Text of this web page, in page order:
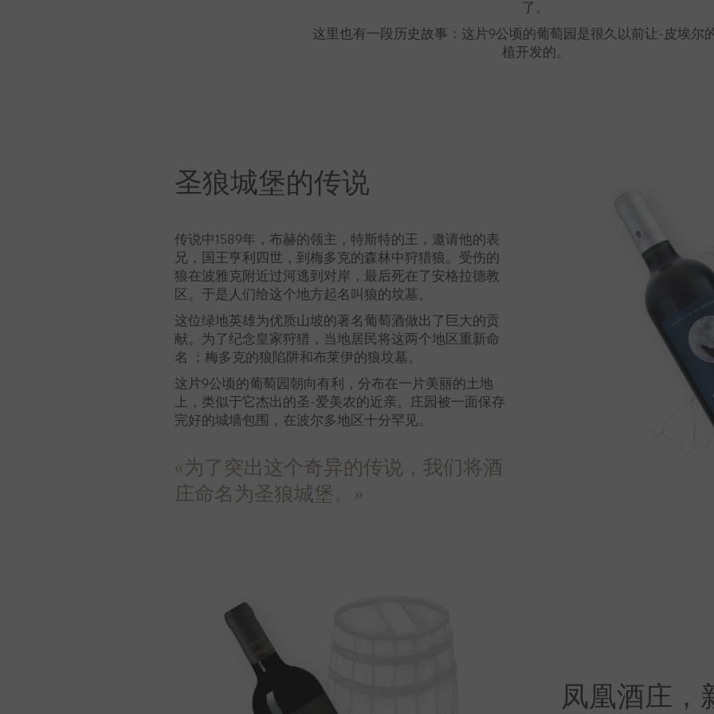
了。
这里也有一段历史故事：这片9公顷的葡萄园是很久以前让-皮埃尔
植开发的。
圣狼城堡的传说
传说中1589年，布赫的领主，特斯特的王，邀请他的表
兄，国王亨利四世，到梅多克的森林中狩猎狼。受伤的
狼在波雅克附近过河逃到对岸，最后死在了安格拉德教
区。于是人们给这个地方起名叫狼的坟墓。
这位绿地英雄为优质山坡的著名葡萄酒做出了巨大的贡
献。为了纪念皇家狩猎，当地居民将这两个地区重新命
名 ：梅多克的狼陷阱和布莱伊的狼坟墓。
这片9公顷的葡萄园朝向有利，分布在一片美丽的土地
上，类似于它杰出的圣-爱美农的近亲。庄园被一面保存
完好的城墙包围，在波尔多地区十分罕见。
«为了突出这个奇异的传说，我们将酒
庄命名为圣狼城堡。»
凤凰酒庄，